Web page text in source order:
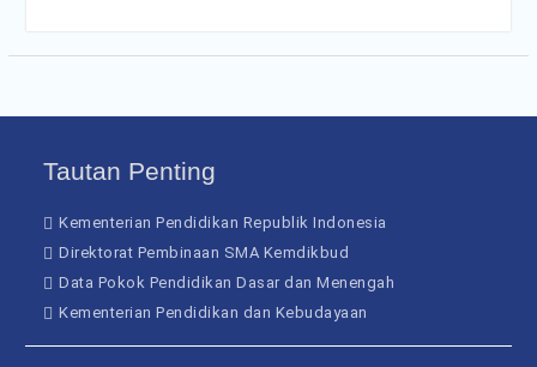
Tautan Penting
Kementerian Pendidikan Republik Indonesia
Direktorat Pembinaan SMA Kemdikbud
Data Pokok Pendidikan Dasar dan Menengah
Kementerian Pendidikan dan Kebudayaan